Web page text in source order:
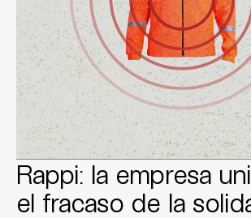
Rappi: la empresa
el fracaso de la